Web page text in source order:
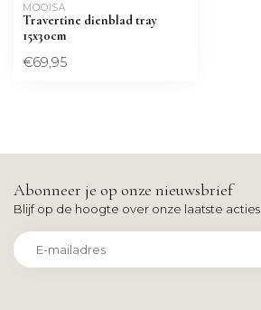
MOOISA
Travertine dienblad tray
15x30cm
€69,95
Abonneer je op onze nieuwsbrief
Blijf op de hoogte over onze laatste acties